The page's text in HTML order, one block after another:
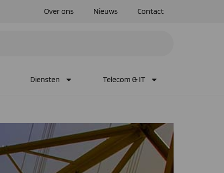
Over ons Nieuws Contact
Diensten Telecom & IT